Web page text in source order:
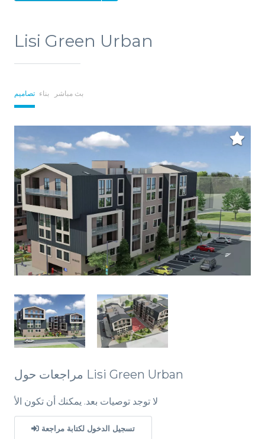
Lisi Green Urban
تصاميم بناء بث مباشر
مراجعات حول Lisi Green Urban
لا توجد توصيات بعد. يمكنك أن تكون الأ
تسجيل الدخول لكتابة مراجعة